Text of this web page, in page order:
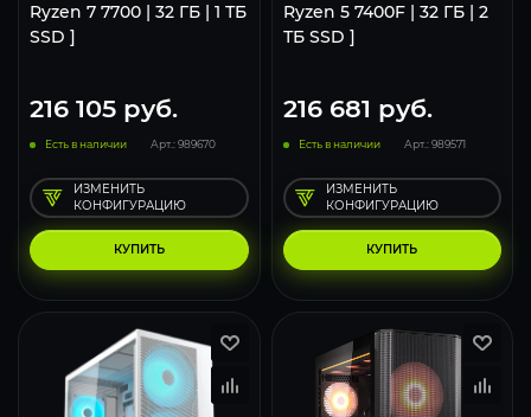
Ryzen 7 7700 | 32 ГБ | 1 ТБ
SSD ]
216 105 руб.
Есть в наличии Арт.: 989670
КУПИТЬ
ИЗМЕНИТЬ
КОНФИГУРАЦИЮ
Ryzen 5 7400F | 32 ГБ | 2
ТБ SSD ]
216 681 руб.
Есть в наличии Арт.: 989571
КУПИТЬ
ИЗМЕНИТЬ
КОНФИГУРАЦИЮ